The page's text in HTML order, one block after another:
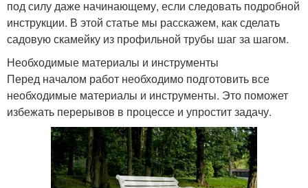
под силу даже начинающему, если следовать подробной
инструкции. В этой статье мы расскажем, как сделать
садовую скамейку из профильной трубы шаг за шагом.
Необходимые материалы и инструменты
Перед началом работ необходимо подготовить все
необходимые материалы и инструменты. Это поможет
избежать перерывов в процессе и упростит задачу.